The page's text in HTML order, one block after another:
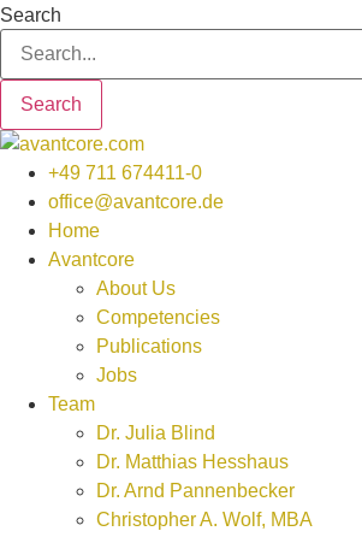
Zum
Inhalt
Search
Search
+49 711 674411-0
office@avantcore.de
Home
Avantcore
About Us
Competencies
Publications
Jobs
Team
Dr. Julia Blind
Dr. Matthias Hesshaus
Dr. Arnd Pannenbecker
Christopher A. Wolf, MBA